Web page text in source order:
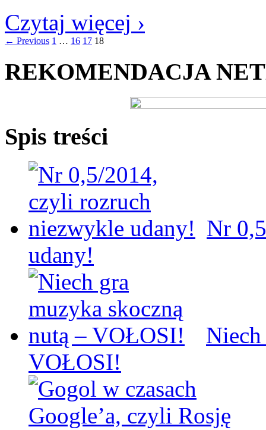
Czytaj więcej ›
← Previous 1 … 16 17 18
REKOMENDACJA
Spis treści
Nr
udany!
VOŁOSI!